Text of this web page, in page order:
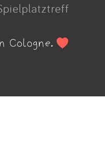
Cologne.